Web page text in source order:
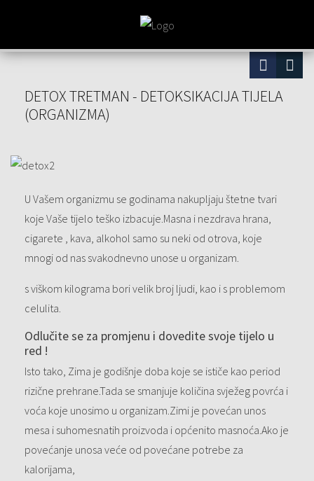
DETOX TRETMAN - DETOKSIKACIJA TIJELA
(ORGANIZMA)
U Vašem organizmu se godinama nakupljaju štetne tvari
koje Vaše tijelo teško izbacuje.Masna i nezdrava hrana,
cigarete , kava, alkohol samo su neki od otrova, koje
mnogi od nas svakodnevno unose u organizam.
s viškom kilograma bori velik broj ljudi, kao i s problemom
celulita.
Odlučite se za promjenu i dovedite svoje tijelo u
red !
Isto tako, Zima je godišnje doba koje se ističe kao period
rizične prehrane.Tada se smanjuje količina svježeg povrća i
voća koje unosimo u organizam.Zimi je povećan unos
mesa i suhomesnatih proizvoda i općenito masnoća.Ako je
povećanje unosa veće od povećane potrebe za
kalorijama,